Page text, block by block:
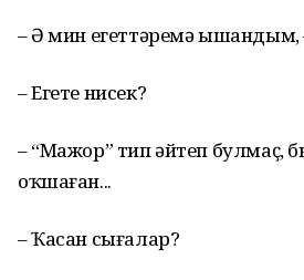
– Ә мин егеттәремә ышандым,
– Егете нисек?
– “Мажор” тип әйтеп булмаҫ,
оҡшаған...
– Ҡасан сығалар?